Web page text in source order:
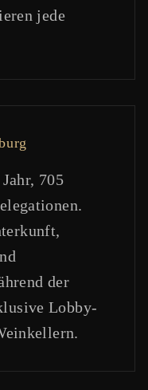
jede
705
der
Lobby-